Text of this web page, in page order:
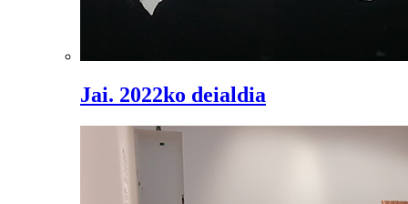
Jai. 2022ko deialdia